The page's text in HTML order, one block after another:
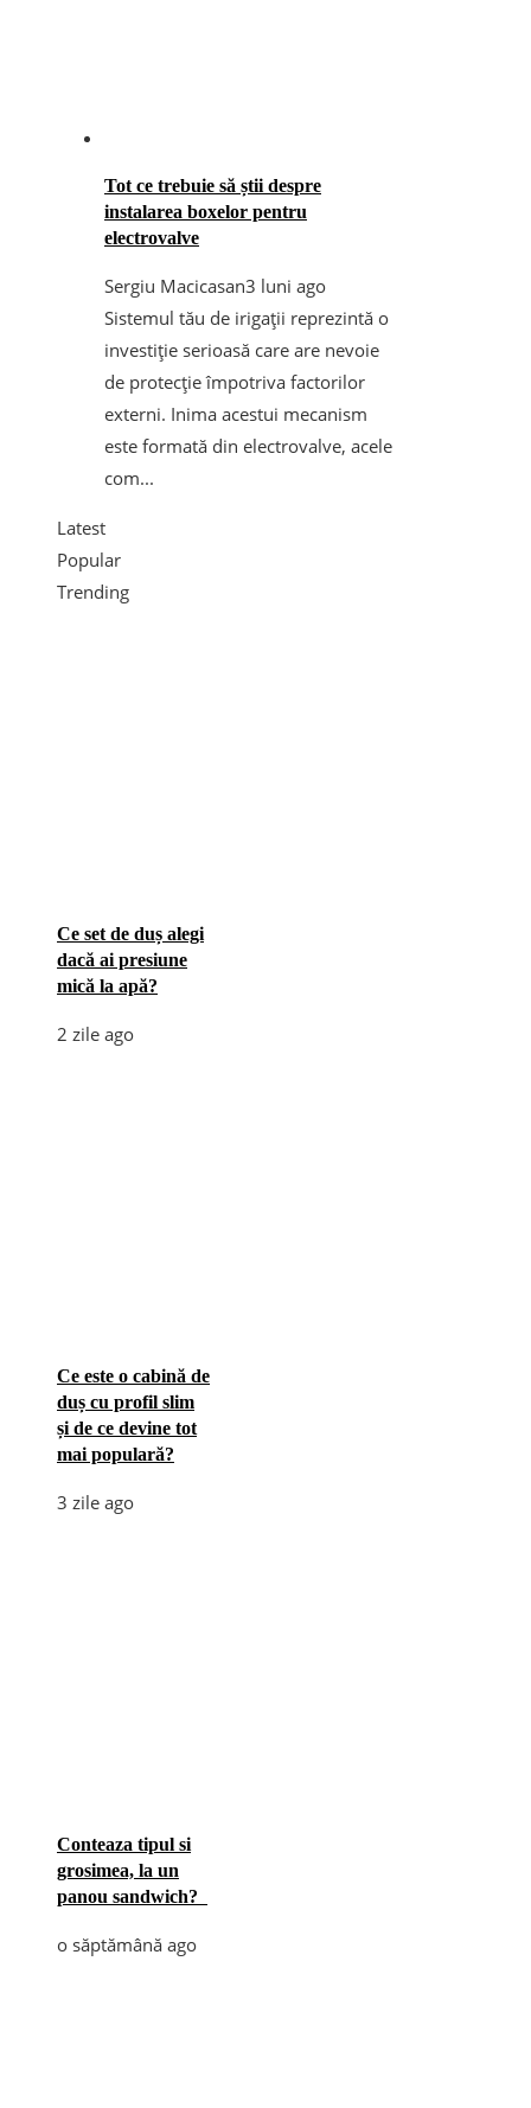
Tot ce trebuie să știi despre
instalarea boxelor pentru
electrovalve
Sergiu Macicasan3 luni ago
Sistemul tău de irigații reprezintă o
investiție serioasă care are nevoie
de protecție împotriva factorilor
externi. Inima acestui mecanism
este formată din electrovalve, acele
com...
Latest
Popular
Trending
Ce set de duș alegi
dacă ai presiune
mică la apă?
2 zile ago
Ce este o cabină de
duș cu profil slim
și de ce devine tot
mai populară?
3 zile ago
Conteaza tipul si
grosimea, la un
panou sandwich?
o săptămână ago